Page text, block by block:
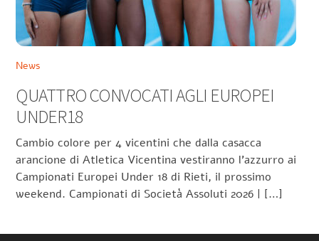
News
QUATTRO CONVOCATI AGLI EUROPEI
UNDER18
Cambio colore per 4 vicentini che dalla casacca
arancione di Atletica Vicentina vestiranno l’azzurro ai
Campionati Europei Under 18 di Rieti, il prossimo
weekend. Campionati di Società Assoluti 2026 | […]